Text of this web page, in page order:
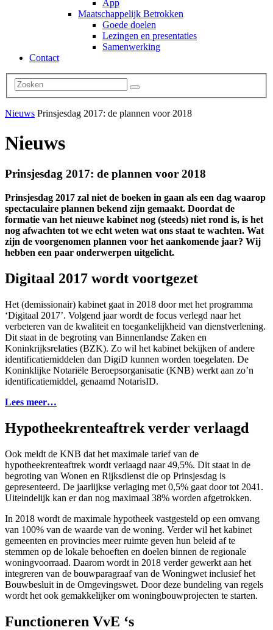
App
Maatschappelijk Betrokken
Goede doelen
Lezingen en presentaties
Samenwerking
Contact
Nieuws Prinsjesdag 2017: de plannen voor 2018
Nieuws
Prinsjesdag 2017: de plannen voor 2018
Prinsjesdag 2017 zal niet de boeken in gaan als een dag waarop
spectaculaire plannen bekend zijn gemaakt. Doordat de
formatie van het nieuwe kabinet nog (steeds) niet rond is, is het
nog afwachten tot we echt weten wat ons staat te wachten. Wat
zijn de voorgenomen plannen voor het aankomende jaar? Wij
hebben een paar onderwerpen uitgelicht.
Digitaal 2017 wordt voortgezet
Het (demissionair) kabinet gaat in 2018 door met het programma
‘Digitaal 2017’. Volgend jaar wordt de focus verlegd naar het
verbeteren van de kwaliteit en toegankelijkheid van dienstverlening.
Dit staat in de begroting van Binnenlandse Zaken en
Koninkrijksrelaties (BZK). Zo wil het kabinet bekijken of andere
identificatiemiddelen dan DigiD kunnen worden toegelaten. De
Koninklijke Notariële Beroepsorganisatie (KNB) werkt aan zo’n
identificatiemiddel, genaamd NotarisID.
Lees meer…
Hypotheekrenteaftrek verder verlaagd
Ook meldt de KNB dat het maximale tarief van de
hypotheekrenteaftrek wordt verlaagd naar 49,5%. Dit staat in de
begroting van Wonen en Rijksdienst die op Prinsjesdag is
gepresenteerd. De jaarlijkse verlaging met 0,5% gaat door tot 2041.
Uiteindelijk kan er dan nog maximaal 38% worden afgetrokken.
In 2018 wordt de maximale hypotheek vastgesteld op een omvang
van 100% van de waarde van de woning. Verder wil het kabinet
gemeenten en provincies meer ruimte geven hun beleid af te
stemmen op de lokale behoeften en doelen binnen de regionale
woningvoorraad. Daarom wordt in 2018 verder gewerkt aan het
integreren van de bouwparagraaf van de Woningwet inclusief het
Bouwbesluit in de Omgevingswet. Door deze bundeling van regels
wordt het ook gemakkelijker om woningbouwprojecten te starten.
Functioneren VvE ‘s